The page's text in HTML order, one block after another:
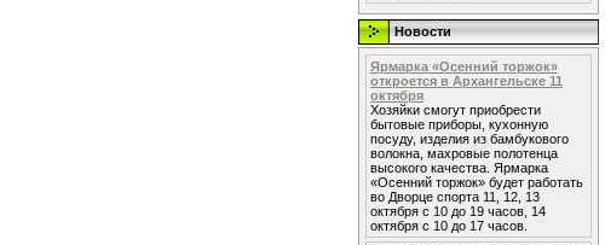
Новости
Ярмарка «Осенний торжок»
откроется в Архангельске 11
октября
Хозяйки смогут приобрести
бытовые приборы, кухонную
посуду, изделия из бамбукового
волокна, махровые полотенца
высокого качества. Ярмарка
«Осенний торжок» будет работать
во Дворце спорта 11, 12, 13
октября с 10 до 19 часов, 14
октября с 10 до 17 часов.